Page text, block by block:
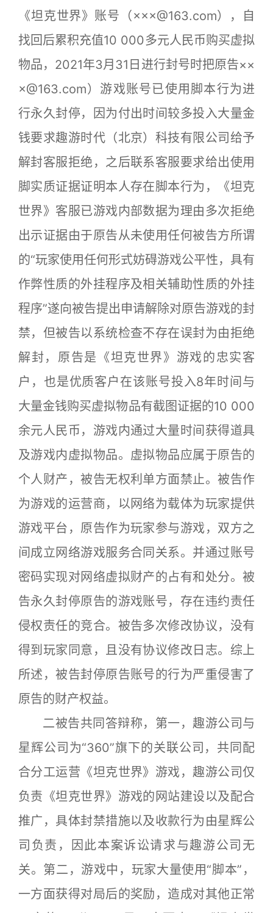
《坦克世界》账号（×××@163.com），自
找回后累积充值10 000多元人民币购买虚拟
物品，2021年3月31日进行封号时把原告××
×@163.com）游戏账号已使用脚本行为进
行永久封停，因为付出时间较多投入大量金
钱要求趣游时代（北京）科技有限公司给予
解封客服拒绝，之后联系客服要求给出使用
脚实质证据证明本人存在脚本行为，《坦克
世界》客服已游戏内部数据为理由多次拒绝
出示证据由于原告从未使用任何被告方所谓
的“玩家使用任何形式妨碍游戏公平性，具有
作弊性质的外挂程序及相关辅助性质的外挂
程序”遂向被告提出申请解除对原告游戏的封
禁，但被告以系统检查不存在误封为由拒绝
解封，原告是《坦克世界》游戏的忠实客
户，也是优质客户在该账号投入8年时间与
大量金钱购买虚拟物品有截图证据的10 000
余元人民币，游戏内通过大量时间获得道具
及游戏内虚拟物品。虚拟物品应属于原告的
个人财产，被告无权利单方面禁止。被告作
为游戏的运营商，以网络为载体为玩家提供
游戏平台，原告作为玩家参与游戏，双方之
间成立网络游戏服务合同关系。并通过账号
密码实现对网络虚拟财产的占有和处分。被
告永久封停原告的游戏账号，存在违约责任
侵权责任的竞合。被告多次修改协议，没有
得到玩家同意，且没有协议修改日志。综上
所述，被告封停原告账号的行为严重侵害了
原告的财产权益。
二被告共同答辩称，第一，趣游公司与
星辉公司为“360”旗下的关联公司，共同配
合分工运营《坦克世界》游戏，趣游公司仅
负责《坦克世界》游戏的网站建设以及配合
推广，具体封禁措施以及收款行为由星辉公
司负责，因此本案诉讼请求与趣游公司无
关。第二，游戏中，玩家大量使用“脚本”，
一方面获得对局后的奖励，造成对其他正常